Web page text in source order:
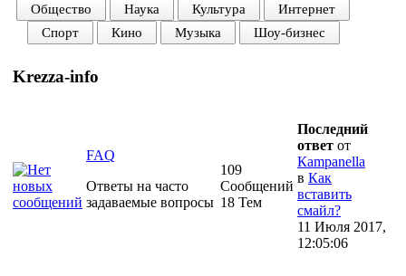
Общество
Наука Культура
Интернет
Спорт
Кино Музыка Шоу-бизнес
Krezza-info
FAQ
Ответы на часто
задаваемые вопросы
109
Сообщений
18 Тем
Последний
ответ от
Кampanella
в Как
вставить
смайл?
11 Июля 2017,
12:05:06